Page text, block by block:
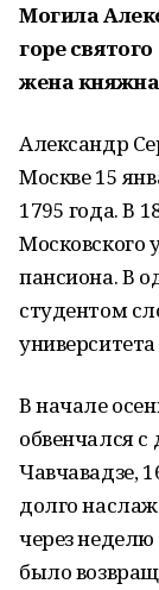
Могила
горе
жена
Александр
Москве 15
1795 года. В
Московского
пансиона. В
студентом
университета
В начале
обвенчался с
Чавчавадзе,
долго
через
было